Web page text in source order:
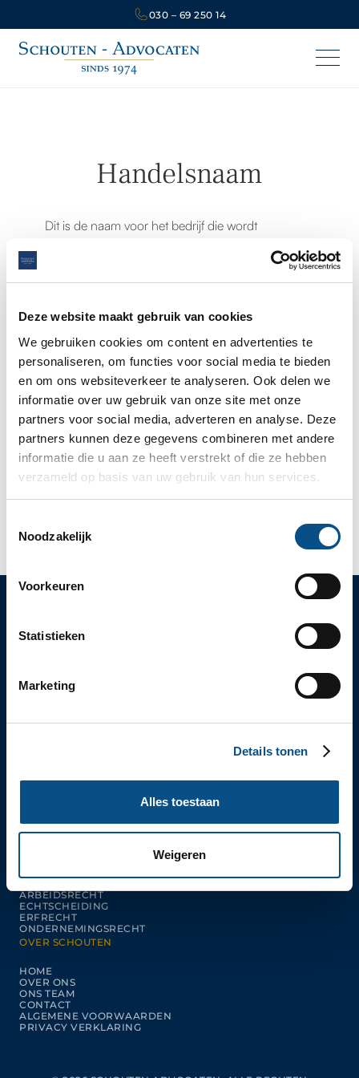
Deze website maakt gebruik van cookies
We gebruiken cookies om content en advertenties te
personaliseren, om functies voor social media te bieden
en om ons websiteverkeer te analyseren. Ook delen we
informatie over uw gebruik van onze site met onze
partners voor social media, adverteren en analyse. Deze
partners kunnen deze gegevens combineren met andere
informatie die u aan ze heeft verstrekt of die ze hebben
verzameld op basis van uw gebruik van hun services.
Noodzakelijk
Voorkeuren
Statistieken
Marketing
Details tonen
Alles toestaan
Weigeren
030 – 69 250 14
Handelsnaam
Dit is de naam voor het bedrijf die wordt
gelijk zijn aan die van een ander bedrijf of
verwarring wekken bij het publiek. Ook mag de
handelsnaam geen merk bevatten waar een ander
rechthebbende van is.
De handelsnaam of handelsnamen wordt/worden
ingeschreven in het register bij de Kamer van
Koophandel.
Rechtsgebied:Ondernemingsrecht
030 – 69 250 14
ELKE WERKDAG VAN 9:00 TOT 18:00 UUR BEREIKBAAR
ARBEIDSRECHT
PERSONEN- EN FAMILIERECHT
HANDEL & TRANSPORT
NIEUWS
ARBEIDSRECHT
ECHTSCHEIDING
ERFRECHT
ONDERNEMINGSRECHT
OVER SCHOUTEN
HOME
OVER ONS
ONS TEAM
CONTACT
ALGEMENE VOORWAARDEN
PRIVACY VERKLARING